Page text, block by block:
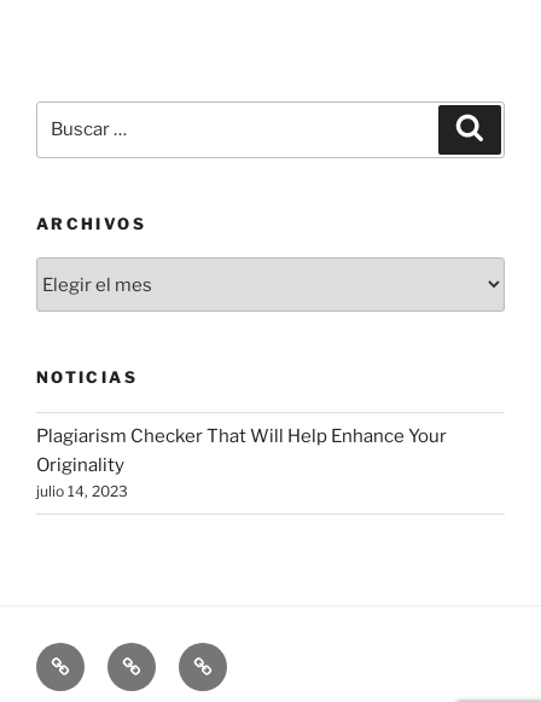
por:
ARCHIVOS
NOTICIAS
Plagiarism Checker That Will Help Enhance Your
Originality
julio 14, 2023
INICIO ARTES INSTITUCIONES